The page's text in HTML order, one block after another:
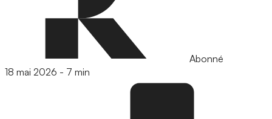
Abonné
18 mai 2026 - 7 min